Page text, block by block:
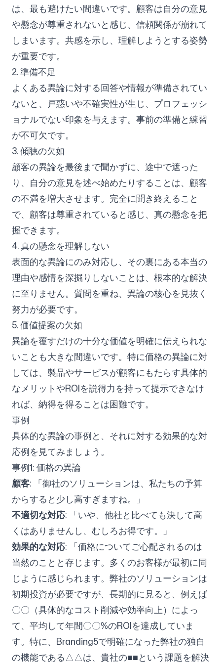
は、最も避けたい間違いです。顧客は自分の意見
や懸念が尊重されないと感じ、信頼関係が崩れて
しまいます。共感を示し、理解しようとする姿勢
が重要です。
2. 準備不足
よくある異論に対する回答や情報が準備されてい
ないと、戸惑いや不確実性が生じ、プロフェッシ
ョナルでない印象を与えます。事前の準備と練習
が不可欠です。
3. 傾聴の欠如
顧客の異論を最後まで聞かずに、途中で遮った
り、自分の意見を述べ始めたりすることは、顧客
の不満を増大させます。完全に聞き終えること
で、顧客は尊重されていると感じ、真の懸念を把
握できます。
4. 真の懸念を理解しない
表面的な異論にのみ対応し、その裏にある本当の
理由や感情を深掘りしないことは、根本的な解決
に至りません。質問を重ね、異論の核心を見抜く
努力が必要です。
5. 価値提案の欠如
異論を覆すだけの十分な価値を明確に伝えられな
いことも大きな間違いです。特に価格の異論に対
しては、製品やサービスが顧客にもたらす具体的
なメリットやROIを説得力を持って提示できなけ
れば、納得を得ることは困難です。
事例
具体的な異論の事例と、それに対する効果的な対
応例を見てみましょう。
事例1: 価格の異論
顧客: 「御社のソリューションは、私たちの予算
からすると少し高すぎますね。」
不適切な対応: 「いや、他社と比べても決して高
くはありませんし、むしろお得です。」
効果的な対応: 「価格についてご心配されるのは
当然のことと存じます。多くのお客様が最初に同
じように感じられます。弊社のソリューションは
初期投資が必要ですが、長期的に見ると、例えば
〇〇（具体的なコスト削減や効率向上）によっ
て、平均して年間〇〇%のROIを達成していま
す。特に、Branding5で明確になった弊社の独自
の機能である△△は、貴社の■■という課題を解決